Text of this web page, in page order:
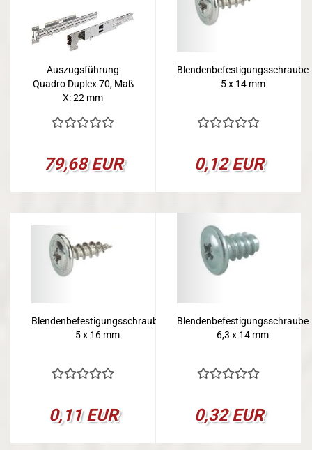
Auszugsführung
Quadro Duplex 70, Maß
X: 22 mm
79,68 EUR
Blendenbefestigungsschraube
5 x 14 mm
0,12 EUR
Blendenbefestigungsschraube
5 x 16 mm
0,11 EUR
Blendenbefestigungsschraube
6,3 x 14 mm
0,32 EUR